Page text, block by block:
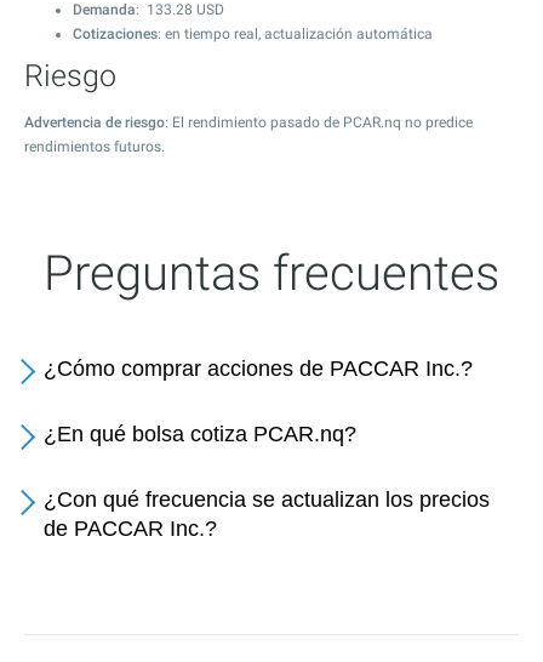
Demanda: 133.28 USD
Cotizaciones: en tiempo real, actualización automática
Riesgo
Advertencia de riesgo: El rendimiento pasado de PCAR.nq no predice
rendimientos futuros.
Preguntas frecuentes
¿Cómo comprar acciones de PACCAR Inc.?
¿En qué bolsa cotiza PCAR.nq?
¿Con qué frecuencia se actualizan los precios
de PACCAR Inc.?